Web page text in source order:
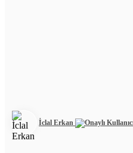
İclal Erkan